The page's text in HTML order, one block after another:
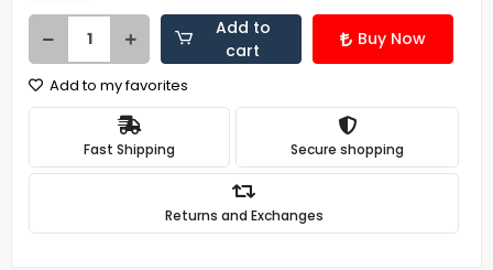
Add to
cart
Buy Now
Add to my favorites
Fast Shipping Secure shopping
Returns and Exchanges